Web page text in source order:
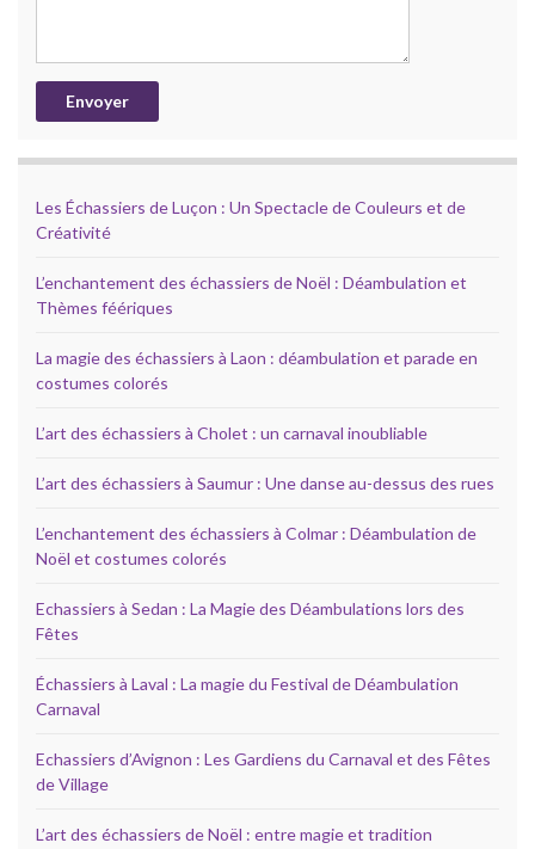
Les Échassiers de Luçon : Un Spectacle de Couleurs et de
Créativité
L’enchantement des échassiers de Noël : Déambulation et
Thèmes féériques
La magie des échassiers à Laon : déambulation et parade en
costumes colorés
L’art des échassiers à Cholet : un carnaval inoubliable
L’art des échassiers à Saumur : Une danse au-dessus des rues
L’enchantement des échassiers à Colmar : Déambulation de
Noël et costumes colorés
Echassiers à Sedan : La Magie des Déambulations lors des
Fêtes
Échassiers à Laval : La magie du Festival de Déambulation
Carnaval
Echassiers d’Avignon : Les Gardiens du Carnaval et des Fêtes
de Village
L’art des échassiers de Noël : entre magie et tradition